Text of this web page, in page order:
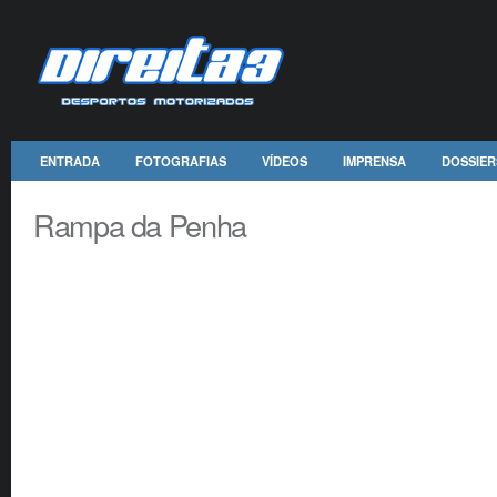
ENTRADA FOTOGRAFIAS VÍDEOS IMPRENSA
Rampa da Penha